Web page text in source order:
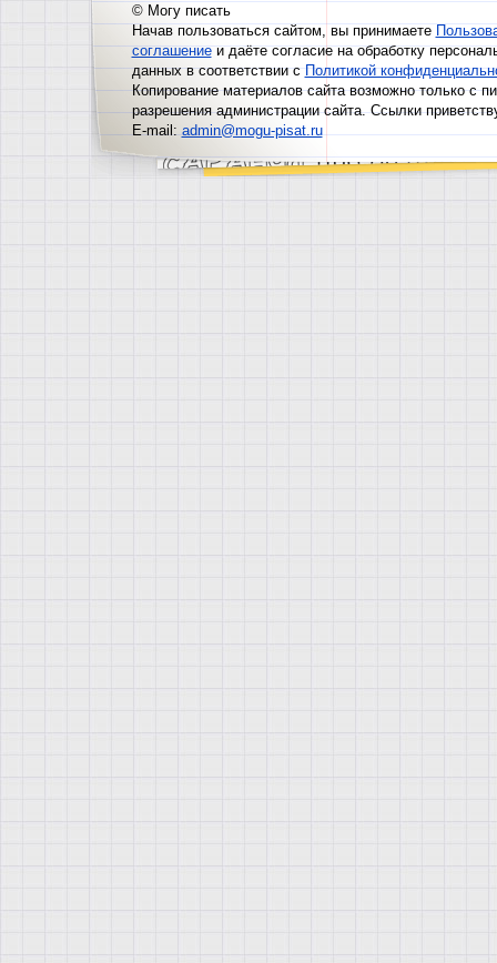
© Могу писать
Начав пользоваться сайтом, вы принимаете
соглашениеи даёте согласие на обработку
данных в соответствии сПолитикой
Копирование материалов сайта возможно только с
разрешения администрации сайта. Ссылки
E-mail:admin@mogu-pisat.ru